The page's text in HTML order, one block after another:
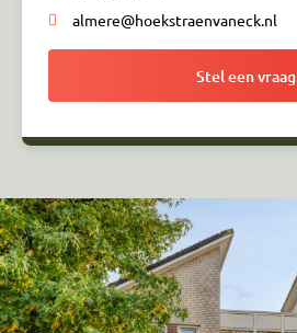
almere@hoekstraenvaneck.nl
Stel een vraag